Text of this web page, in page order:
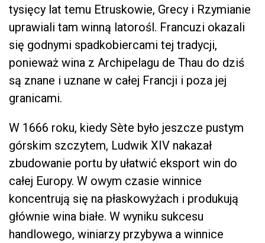
tysięcy lat temu Etruskowie, Grecy i Rzymianie
uprawiali tam winną latorośl. Francuzi okazali
się godnymi spadkobiercami tej tradycji,
ponieważ wina z Archipelagu de Thau do dziś
są znane i uznane w całej Francji i poza jej
granicami.
W 1666 roku, kiedy Sète było jeszcze pustym
górskim szczytem, Ludwik XIV nakazał
zbudowanie portu by ułatwić eksport win do
całej Europy. W owym czasie winnice
koncentrują się na płaskowyżach i produkują
głównie wina białe. W wyniku sukcesu
handlowego, winiarzy przybywa a winnice